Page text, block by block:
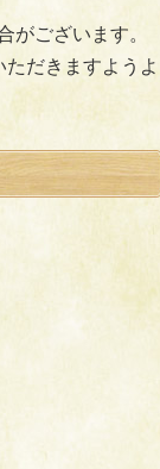
がございます。
だきますようよ